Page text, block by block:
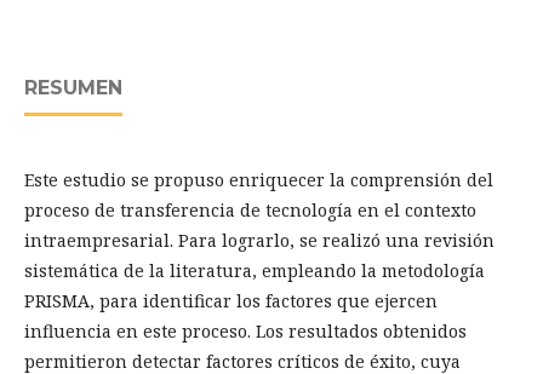
RESUMEN
Este estudio se propuso enriquecer la comprensión del
proceso de transferencia de tecnología en el contexto
intraempresarial. Para lograrlo, se realizó una revisión
sistemática de la literatura, empleando la metodología
PRISMA, para identificar los factores que ejercen
influencia en este proceso. Los resultados obtenidos
permitieron detectar factores críticos de éxito, cuya